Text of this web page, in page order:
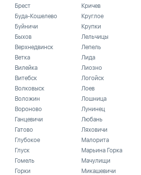
Брест
Буда-Кошелево
Буйничи
Быхов
Верхнедвинск
Ветка
Вилейка
Витебск
Волковыск
Воложин
Вороново
Ганцевичи
Гатово
Глубокое
Глуск
Гомель
Горки
Кричев
Круглое
Крупки
Лельчицы
Лепель
Лида
Лиозно
Логойск
Лоев
Лошница
Лунинец
Любань
Ляховичи
Малорита
Марьина Горка
Мачулищи
Микашевичи